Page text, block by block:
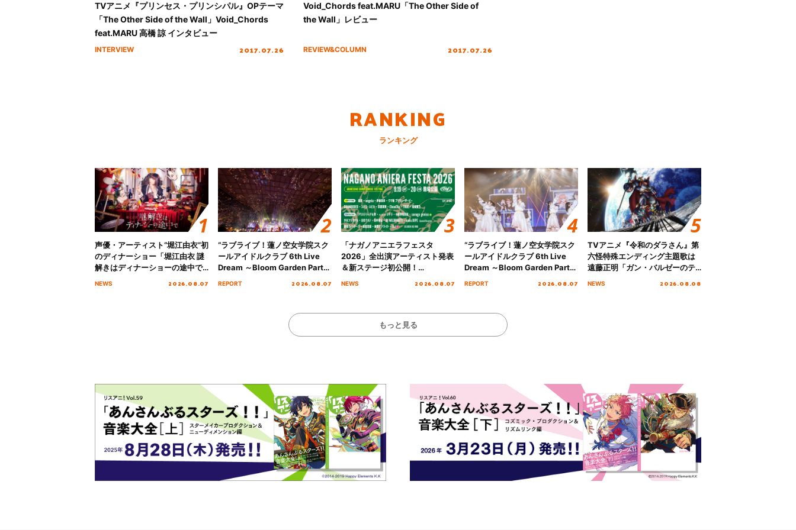
TVアニメ『プリンセス・プリンシパル』OPテーマ
「The Other Side of the Wall」Void_Chords
feat.MARU 高橋 諒 インタビュー
INTERVIEW 2017.07.26
Void_Chords feat.MARU「The Other Side of
the Wall」レビュー
REVIEW&COLUMN 2017.07.26
RANKING
ランキング
声優・アーティスト“堀江由衣”初
のディナーショー「堀江由衣 謎
解きはディナーショーの途中で
NEWS 2026.08.07
“ラブライブ！蓮ノ空女学院スク
ールアイドルクラブ 6th Live
Dream ～Bloom Garden Party
REPORT 2026.08.07
「ナガノアニエラフェスタ
2026」全出演アーティスト発表
＆新ステージ初公開！
NEWS 2026.08.07
“ラブライブ！蓮ノ空女学院スク
ールアイドルクラブ 6th Live
Dream ～Bloom Garden Party
REPORT 2026.08.07
TVアニメ『令和のダラさん』第
六怪特殊エンディング主題歌は
遠藤正明「ガン・バルゼーのテ
NEWS 2026.08.08
もっと見る